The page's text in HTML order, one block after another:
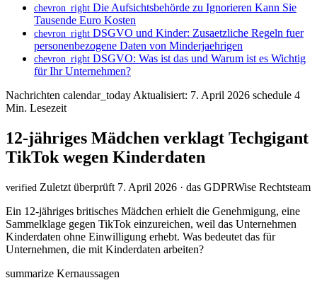
chevron_right Die Aufsichtsbehörde zu Ignorieren Kann Sie
Tausende Euro Kosten
chevron_right DSGVO und Kinder: Zusaetzliche Regeln fuer
personenbezogene Daten von Minderjaehrigen
chevron_right DSGVO: Was ist das und Warum ist es Wichtig
für Ihr Unternehmen?
Nachrichten calendar_today Aktualisiert: 7. April 2026 schedule 4
Min. Lesezeit
12-jähriges Mädchen verklagt Techgigant
TikTok wegen Kinderdaten
verified Zuletzt überprüft 7. April 2026 · das GDPRWise Rechtsteam
Ein 12-jähriges britisches Mädchen erhielt die Genehmigung, eine
Sammelklage gegen TikTok einzureichen, weil das Unternehmen
Kinderdaten ohne Einwilligung erhebt. Was bedeutet das für
Unternehmen, die mit Kinderdaten arbeiten?
summarize Kernaussagen